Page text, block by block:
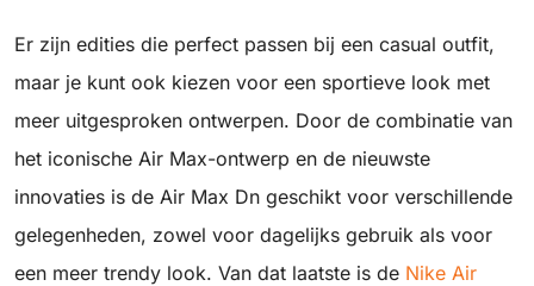
Er zijn edities die perfect passen bij een casual outfit,
maar je kunt ook kiezen voor een sportieve look met
meer uitgesproken ontwerpen. Door de combinatie van
het iconische Air Max-ontwerp en de nieuwste
innovaties is de Air Max Dn geschikt voor verschillende
gelegenheden, zowel voor dagelijks gebruik als voor
een meer trendy look. Van dat laatste is de Nike Air